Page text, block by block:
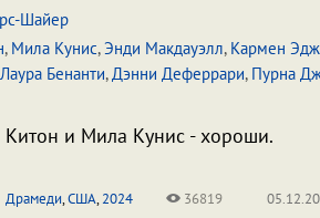
Шайер
, Мила Кунис,Энди Макдауэлл, Кармен
Лаура Бенанти,Дэнни Деферрари, Пурна
и Мила Кунис - хороши.
Драмеди,США,2024 36819